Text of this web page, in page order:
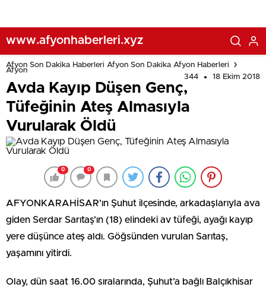
www.afyonhaberleri.xyz
Afyon Son Dakika Haberleri Afyon Son Dakika Afyon Haberleri
Afyon
344
18 Ekim 2018
Avda Kayıp Düşen Genç,
Tüfeğinin Ateş Almasıyla
Vurularak Öldü
0 0
AFYONKARAHİSAR’ın Şuhut ilçesinde, arkadaşlarıyla ava
giden Serdar Sarıtaş’ın (18) elindeki av tüfeği, ayağı kayıp
yere düşünce ateş aldı. Göğsünden vurulan Sarıtaş,
yaşamını yitirdi.
Olay, dün saat 16.00 sıralarında, Şuhut’a bağlı Balçıkhisar